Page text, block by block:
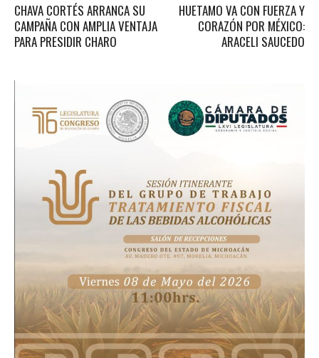
CHAVA CORTÉS ARRANCA SU
CAMPAÑA CON AMPLIA VENTAJA
PARA PRESIDIR CHARO
HUETAMO VA CON FUERZA Y
CORAZÓN POR MÉXICO:
ARACELI SAUCEDO